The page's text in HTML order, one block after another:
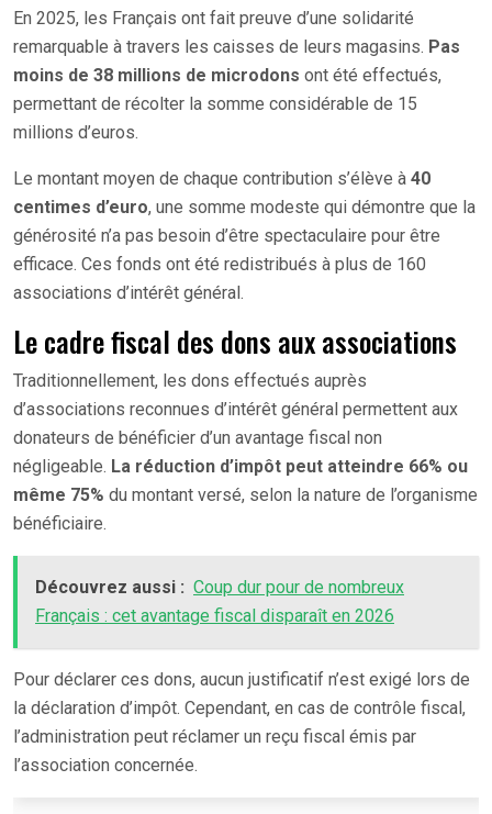
En 2025, les Français ont fait preuve d’une solidarité
remarquable à travers les caisses de leurs magasins. Pas
moins de 38 millions de microdons ont été effectués,
permettant de récolter la somme considérable de 15
millions d’euros.
Le montant moyen de chaque contribution s’élève à 40
centimes d’euro, une somme modeste qui démontre que la
générosité n’a pas besoin d’être spectaculaire pour être
efficace. Ces fonds ont été redistribués à plus de 160
associations d’intérêt général.
Le cadre fiscal des dons aux associations
Traditionnellement, les dons effectués auprès
d’associations reconnues d’intérêt général permettent aux
donateurs de bénéficier d’un avantage fiscal non
négligeable. La réduction d’impôt peut atteindre 66% ou
même 75% du montant versé, selon la nature de l’organisme
bénéficiaire.
Découvrez aussi : Coup dur pour de nombreux
Français : cet avantage fiscal disparaît en 2026
Pour déclarer ces dons, aucun justificatif n’est exigé lors de
la déclaration d’impôt. Cependant, en cas de contrôle fiscal,
l’administration peut réclamer un reçu fiscal émis par
l’association concernée.